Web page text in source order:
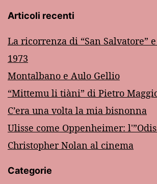
Articoli recenti
La ricorrenza di “San Salvatore”
1973
Montalbano e Aulo Gellio
“Mittemu li tiàni” di Pietro
C’era una volta la mia bisnonna
Ulisse come Oppenheimer:
Christopher Nolan al cinema
Categorie